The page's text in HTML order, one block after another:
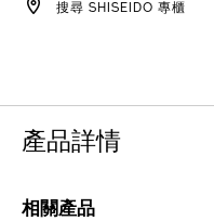
OPTIONS
搜尋 SHISEIDO 專櫃
產品詳情
相關產品